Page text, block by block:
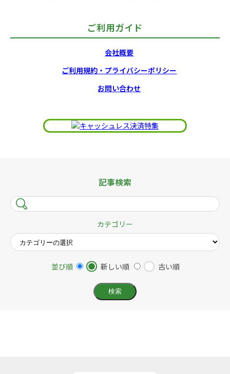
ご利用ガイド
会社概要
ご利用規約・プライバシーポリシー
お問い合わせ
記事検索
カテゴリー
並び順 新しい順 古い順